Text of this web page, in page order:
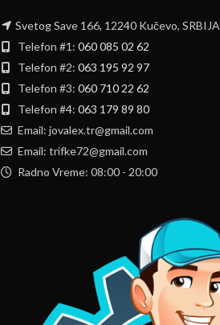
Svetog Save 166, 12240 Kučevo, SRBIJA
Telefon #1: 060 085 02 62
Telefon #2: 063 195 92 97
Telefon #3: 060 710 22 62
Telefon #4: 063 179 89 80
Email: jovalex.tr@gmail.com
Email: trifke72@gmail.com
Radno Vreme: 08:00 - 20:00